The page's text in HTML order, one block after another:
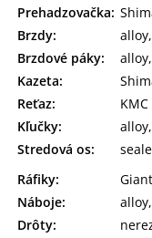
Prehadzovačka:
Brzdy:
Brzdové páky:
Kazeta:
Reťaz:
Kľučky:
Stredová os:
KMC
Ráfiky:
Náboje:
Drôty: